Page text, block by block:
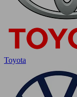
Toyota